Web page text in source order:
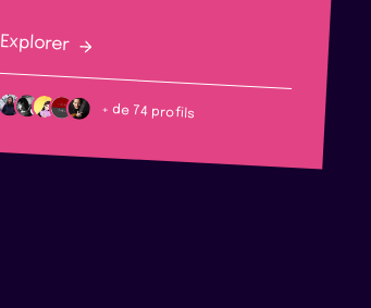
Explorer
+ de 74 profils